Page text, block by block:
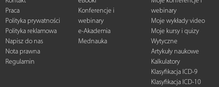
Praca
Polityka prywatności
Polityka reklamowa
Napisz do nas
Nota prawna
Regulamin
Konferencje i
webinary
e-Akademia
Mednauka
webinary
Moje wykłady video
Moje kursy i quizy
Wytyczne
Artykuły naukowe
Kalkulatory
Klasyfikacja ICD-9
Klasyfikacja ICD-10